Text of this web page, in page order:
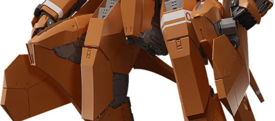
東海門市自取，需自備購物袋取貨唷。
免運費